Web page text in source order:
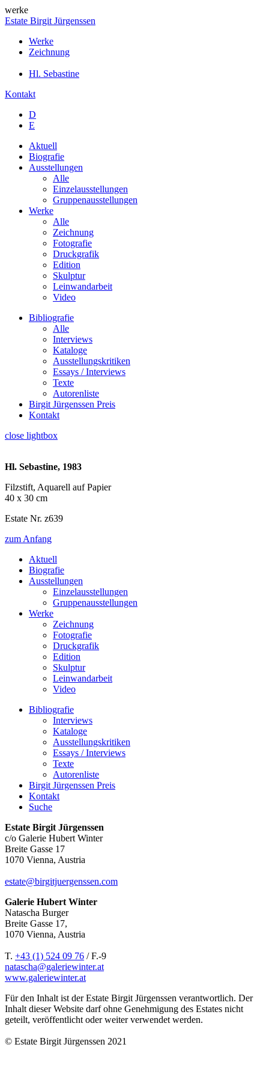
werke
Estate Birgit Jürgenssen
Werke
Zeichnung
Hl. Sebastine
Kontakt
D
E
Aktuell
Biografie
Ausstellungen
Alle
Einzelausstellungen
Gruppenausstellungen
Werke
Alle
Zeichnung
Fotografie
Druckgrafik
Edition
Skulptur
Leinwandarbeit
Video
Bibliografie
Alle
Interviews
Kataloge
Ausstellungskritiken
Essays / Interviews
Texte
Autorenliste
Birgit Jürgenssen Preis
Kontakt
close lightbox
Hl. Sebastine, 1983
Filzstift, Aquarell auf Papier
40 x 30 cm
Estate Nr. z639
zum Anfang
Aktuell
Biografie
Ausstellungen
Einzelausstellungen
Gruppenausstellungen
Werke
Zeichnung
Fotografie
Druckgrafik
Edition
Skulptur
Leinwandarbeit
Video
Bibliografie
Interviews
Kataloge
Ausstellungskritiken
Essays / Interviews
Texte
Autorenliste
Birgit Jürgenssen Preis
Kontakt
Suche
Estate Birgit Jürgenssen
c/o Galerie Hubert Winter
Breite Gasse 17
1070 Vienna, Austria
estate@birgitjuergenssen.com
Galerie Hubert Winter
Natascha Burger
Breite Gasse 17,
1070 Vienna, Austria
T. +43 (1) 524 09 76 / F.-9
natascha@galeriewinter.at
www.galeriewinter.at
Für den Inhalt ist der Estate Birgit Jürgenssen verantwortlich. Der
Inhalt dieser Website darf ohne Genehmigung des Estates nicht
geteilt, veröffentlicht oder weiter verwendet werden.
© Estate Birgit Jürgenssen 2021